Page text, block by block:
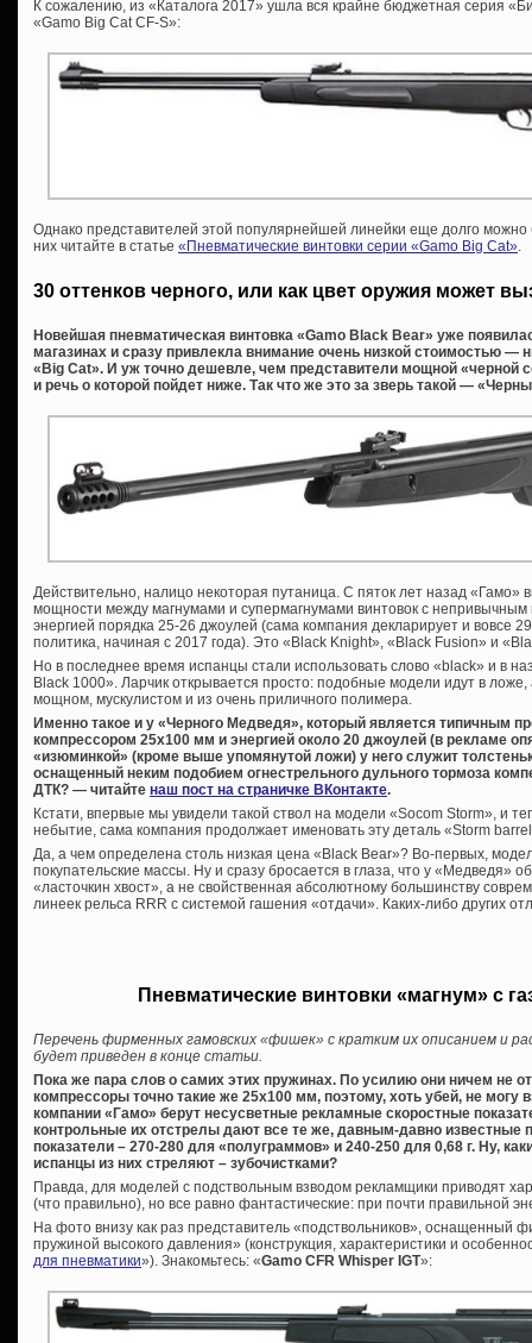
К сожалению, из «Каталога 2017» ушла вся крайне бюджетная серия
«Gamo Big Cat CF-S»:
Однако представителей этой популярнейшей линейки еще долго
них читайте в статье «Пневматические винтовки серии «Gamo Big Cat».
30 оттенков черного, или как цвет оружия может
Новейшая пневматическая винтовка «Gamo Black Bear» уже
магазинах и сразу привлекла внимание очень низкой стоимостью
«Big Cat». И уж точно дешевле, чем представители мощной «черной
и речь о которой пойдет ниже. Так что же это за зверь такой —
Действительно, налицо некоторая путаница. С пяток лет назад
мощности между магнумами и супермагнумами винтовок с
энергией порядка 25-26 джоулей (сама компания декларирует и вовсе
политика, начиная с 2017 года). Это «Black Knight», «Black Fusion» и
Но в последнее время испанцы стали использовать слово «black» и в
Black 1000». Ларчик открывается просто: подобные модели идут в
мощном, мускулистом и из очень приличного полимера.
Именно такое и у «Черного Медведя», который является типичным
компрессором 25х100 мм и энергией около 20 джоулей (в рекламе
«изюминкой» (кроме выше упомянутой ложи) у него служит
оснащенный неким подобием огнестрельного дульного тормоза
ДТК? — читайте наш пост на страничке ВКонтакте.
Кстати, впервые мы увидели такой ствол на модели «Socom Storm», и
небытие, сама компания продолжает именовать эту деталь «Storm
Да, а чем определена столь низкая цена «Black Bear»? Во-первых,
покупательские массы. Ну и сразу бросается в глаза, что у
«ласточкин хвост», а не свойственная абсолютному большинству
линеек рельса RRR с системой гашения «отдачи». Каких-либо других
Пневматические винтовки «магнум» с
Перечень фирменных гамовских «фишек» с кратким их описанием и
будет приведен в конце статьи.
Пока же пара слов о самих этих пружинах. По усилию они ничем не
компрессоры точно такие же 25х100 мм, поэтому, хоть убей, не могу
компании «Гамо» берут несусветные рекламные скоростные
контрольные их отстрелы дают все те же, давным-давно известные
показатели – 270-280 для «полуграммов» и 240-250 для 0,68 г. Ну,
испанцы из них стреляют – зубочистками?
Правда, для моделей с подствольным взводом рекламщики приводят
(что правильно), но все равно фантастические: при почти правильной
На фото внизу как раз представитель «подствольников», оснащенный
пружиной высокого давления» (конструкция, характеристики и
для пневматики»). Знакомьтесь: «Gamo CFR Whisper IGT»: